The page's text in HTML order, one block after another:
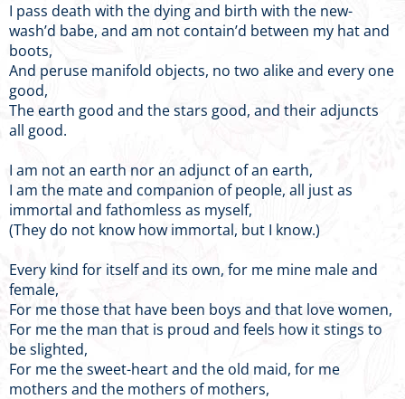
I pass death with the dying and birth with the new-
wash’d babe, and am not contain’d between my hat and
boots,
And peruse manifold objects, no two alike and every one
good,
The earth good and the stars good, and their adjuncts
all good.
I am not an earth nor an adjunct of an earth,
I am the mate and companion of people, all just as
immortal and fathomless as myself,
(They do not know how immortal, but I know.)
Every kind for itself and its own, for me mine male and
female,
For me those that have been boys and that love women,
For me the man that is proud and feels how it stings to
be slighted,
For me the sweet-heart and the old maid, for me
mothers and the mothers of mothers,